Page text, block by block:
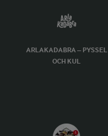
ARLAKADABRA – PYSSEL
OCH KUL